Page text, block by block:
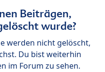
Beiträgen,
wurde?
werden nicht gelöscht,
Du bist weiterhin
im Forum zu sehen.